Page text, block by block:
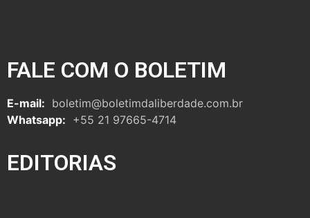
FALE COM O BOLETIM
E-mail: boletim@boletimdaliberdade.com.br
Whatsapp: +55 21 97665-4714
EDITORIAS